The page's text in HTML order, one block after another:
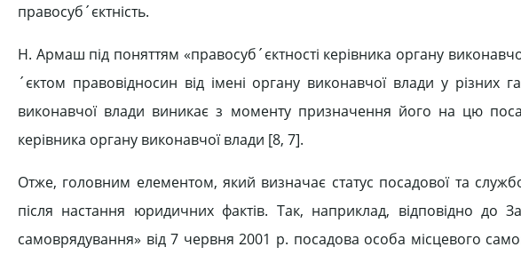
правосуб´єктність.
Н. Армаш під поняттям «правосуб´єктності керівника органу
´єктом правовідносин від імені органу виконавчої влади у різних
виконавчої влади вини­кає з моменту призначення його на цю
керівника органу вико­навчої влади [8, 7].
Отже, головним елементом, який визначає статус посадової та
після настання юридич­них фактів. Так, наприклад, відповідно до
самоврядування» від 7 червня 2001 р. посадова особа місце­вого